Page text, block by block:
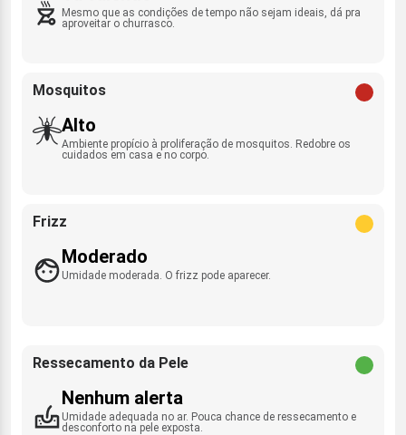
Mesmo que as condições de tempo não sejam ideais, dá pra
aproveitar o churrasco.
Mosquitos
Alto
Ambiente propício à proliferação de mosquitos. Redobre os
cuidados em casa e no corpo.
Frizz
Moderado
Umidade moderada. O frizz pode aparecer.
Ressecamento da Pele
Nenhum alerta
Umidade adequada no ar. Pouca chance de ressecamento e
desconforto na pele exposta.